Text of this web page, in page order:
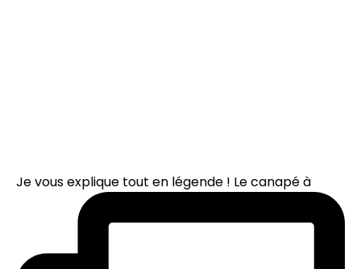
Je vous explique tout en légende ! Le canapé à